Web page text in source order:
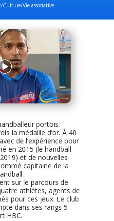
Culture/Vie associative
portois:
la médaille d’or. À 40
de l’expérience pour
en 2015 (le handball
et de nouvelles
capitaine de la
sur le parcours de
athlètes, agents de
pour ces jeux. Le club
dans ses rangs 5
HBC.